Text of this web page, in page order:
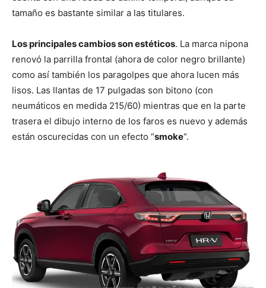
tamaño es bastante similar a las titulares.
Los principales cambios son estéticos. La marca nipona
renovó la parrilla frontal (ahora de color negro brillante)
como así también los paragolpes que ahora lucen más
lisos. Las llantas de 17 pulgadas son bitono (con
neumáticos en medida 215/60) mientras que en la parte
trasera el dibujo interno de los faros es nuevo y además
están oscurecidas con un efecto “smoke“.